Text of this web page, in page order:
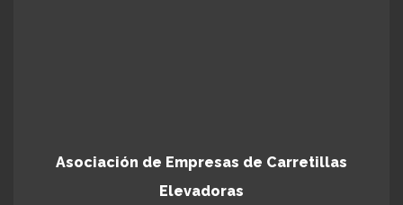
Asociación de Empresas de Carretillas
Elevadoras